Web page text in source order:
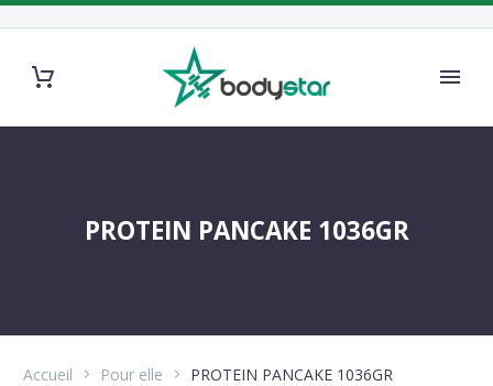
PROTEIN PANCAKE 1036GR
Accueil Pour elle PROTEIN PANCAKE 1036GR